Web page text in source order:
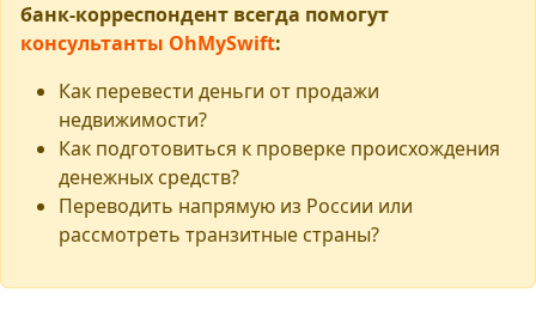
банк-корреспондент всегда помогут
консультанты OhMySwift:
Как перевести деньги от продажи
недвижимости?
Как подготовиться к проверке происхождения
денежных средств?
Переводить напрямую из России или
рассмотреть транзитные страны?